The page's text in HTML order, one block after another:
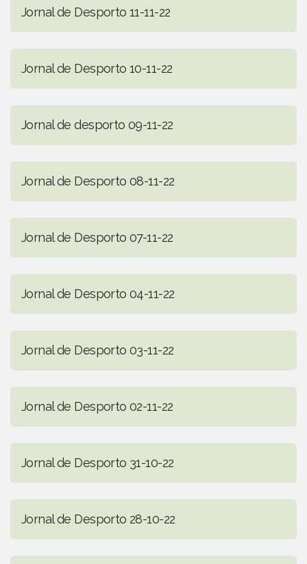
Jornal de Desporto 11-11-22
Jornal de Desporto 10-11-22
Jornal de desporto 09-11-22
Jornal de Desporto 08-11-22
Jornal de Desporto 07-11-22
Jornal de Desporto 04-11-22
Jornal de Desporto 03-11-22
Jornal de Desporto 02-11-22
Jornal de Desporto 31-10-22
Jornal de Desporto 28-10-22